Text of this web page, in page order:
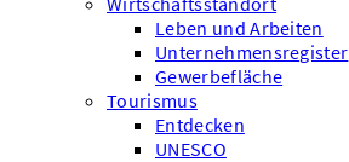
Leben und Arbeiten
Unternehmensregister
Gewerbefläche
Tourismus
Entdecken
UNESCO